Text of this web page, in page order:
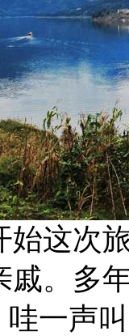
始这次
戚。多
哇一声